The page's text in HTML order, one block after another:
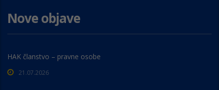
Nove objave
HAK članstvo – pravne osobe
21.07.2026